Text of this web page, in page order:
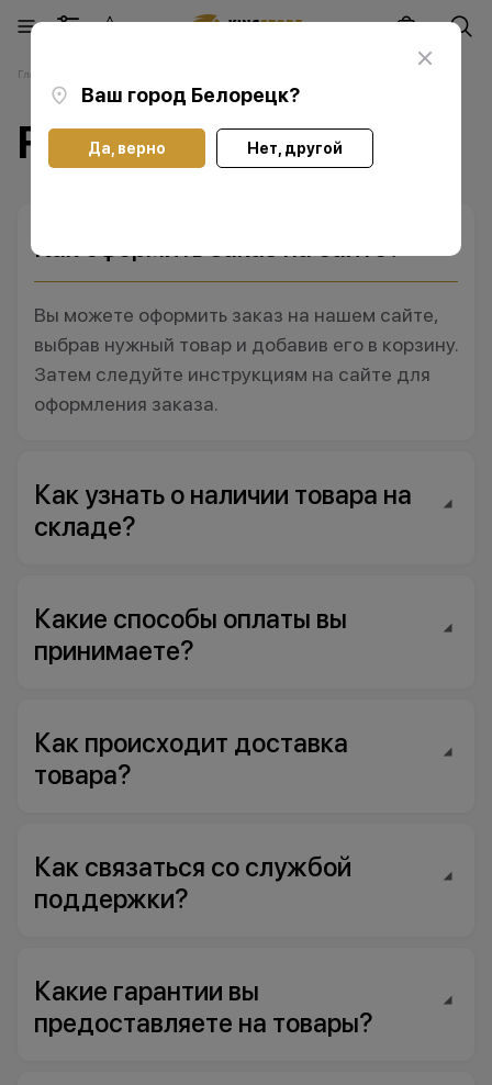
Ваш город Белорецк?
Да, верно Нет, другой
Главная
F.A.Q.
Как оформить заказ на сайте?
Вы можете оформить заказ на нашем сайте,
выбрав нужный товар и добавив его в корзину.
Затем следуйте инструкциям на сайте для
оформления заказа.
Как узнать о наличии товара на
складе?
Какие способы оплаты вы
принимаете?
Как происходит доставка
товара?
Как связаться со службой
поддержки?
Какие гарантии вы
предоставляете на товары?